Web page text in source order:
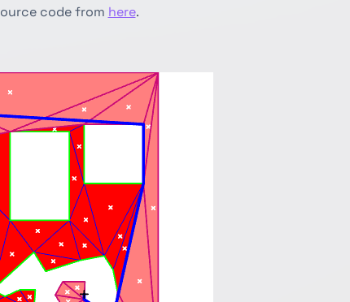
code from here.